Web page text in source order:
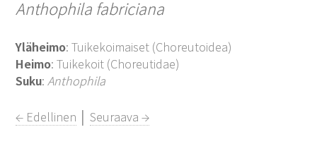
Anthophila fabriciana
Yläheimo: Tuikekoimaiset (Choreutoidea)
Heimo: Tuikekoit (Choreutidae)
Suku:Anthophila
← Edellinen │Seuraava →